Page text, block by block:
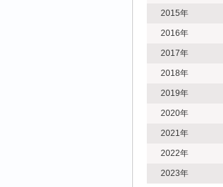
2015年
2016年
2017年
2018年
2019年
2020年
2021年
2022年
2023年